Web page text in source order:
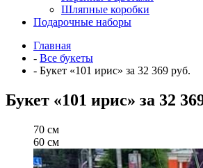
Шляпные коробки
Подарочные наборы
Главная
- Все букеты
- Букет «101 ирис» за 32 369 руб.
Букет «101 ирис» за 32
70 см
60 см